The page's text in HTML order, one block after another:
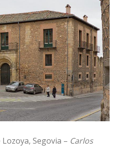
Segovia – Carlos